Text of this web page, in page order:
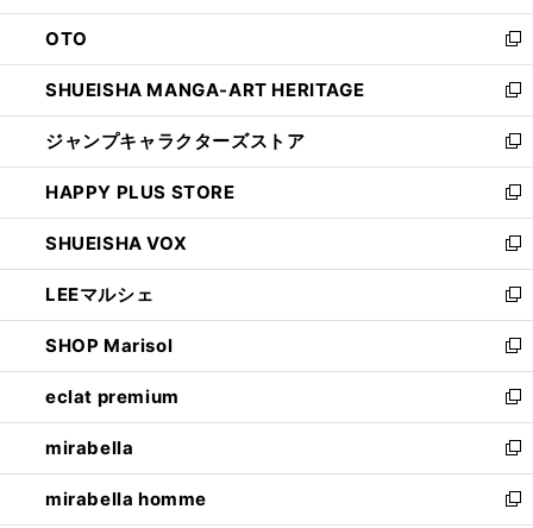
ウ
で
開
く
ン
ド
ウ
で
開
く
OTO
新
し
い
ウ
ィ
ン
ド
ウ
で
開
く
SHUEISHA MANGA-ART HERITAGE
新
し
い
ウ
ィ
ン
ド
ウ
で
開
く
ジャンプキャラクターズストア
新
し
い
ウ
ィ
ン
ド
ウ
で
開
く
HAPPY PLUS STORE
新
し
い
ウ
ィ
ン
ド
ウ
で
開
く
SHUEISHA VOX
新
し
い
ウ
ィ
ン
ド
ウ
で
開
く
LEEマルシェ
新
し
い
ウ
ィ
ン
ド
ウ
で
SHOP Marisol
新
し
い
ウ
ィ
ン
ド
eclat premium
新
し
い
ウ
ィ
mirabella
新
し
い
mirabella homme
新